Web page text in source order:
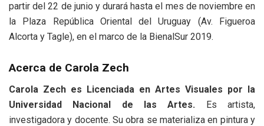
partir del 22 de junio y durará hasta el mes de noviembre en
la Plaza República Oriental del Uruguay (Av. Figueroa
Alcorta y Tagle), en el marco de la BienalSur 2019.
Acerca de Carola Zech
Carola Zech es Licenciada en Artes Visuales por la
Universidad Nacional de las Artes. Es artista,
investigadora y docente. Su obra se materializa en pintura y